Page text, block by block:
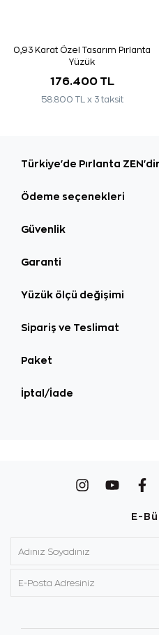
0,93 Karat Özel Tasarım Pırlanta
Yüzük
176.400 TL
58.800 TL x 3 taksit
Türkiye'de Pırlanta ZEN'dir
Ödeme seçenekleri
Güvenlik
Garanti
Yüzük ölçü değişimi
Sipariş ve Teslimat
Paket
İptal/İade
E-